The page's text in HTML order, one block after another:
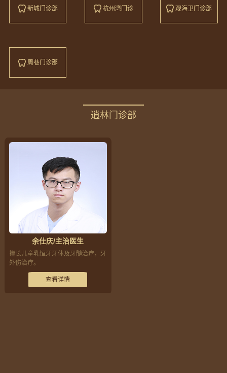
新城门诊部 杭州湾门诊 观海卫门诊部
周巷门诊部
逍林门诊部
余仕庆/主治医生
擅长儿童乳恒牙牙体及牙髓治疗，牙
外伤治疗。
查看详情